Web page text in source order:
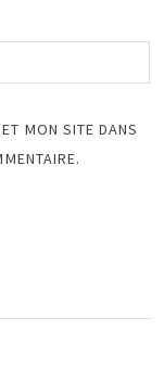
MON SITE DANS